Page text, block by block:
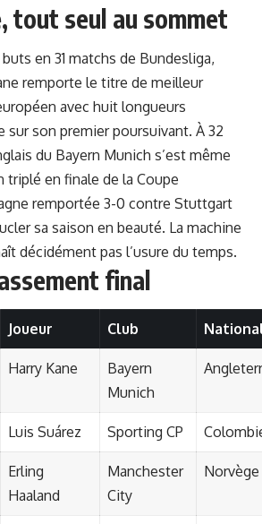
tout seul au sommet
en 31 matchs de Bundesliga,
remporte le titre de meilleur
avec huit longueurs
sur son premier poursuivant. À 32
du Bayern Munich s’est même
triplé en finale de la Coupe
remportée 3-0 contre Stuttgart
sa saison en beauté. La machine
décidément pas l’usure du temps.
final
Joueur Club
Harry Kane
Bayern
Munich
Luis Suárez Sporting CP
Erling
Haaland
Manchester
City
Norvège